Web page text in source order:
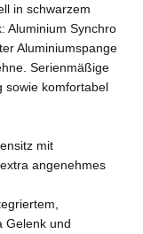
in schwarzem
Aluminium Synchro
Aluminiumspange
Serienmäßige
sowie komfortabel
mit
angenehmes
Gelenk und